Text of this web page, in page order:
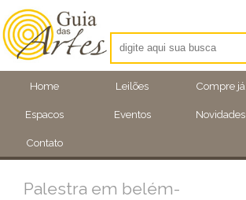
Home Leilões Compre já
Espacos Eventos Novidades
Contato
Palestra em belém-